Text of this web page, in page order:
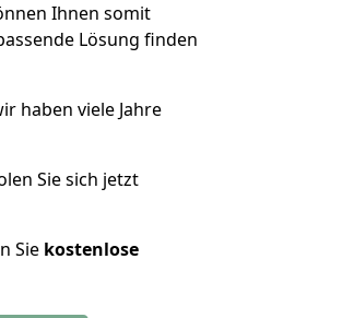
Ihnen somit
Lösung finden
haben viele Jahre
Sie sich jetzt
Sie kostenlose